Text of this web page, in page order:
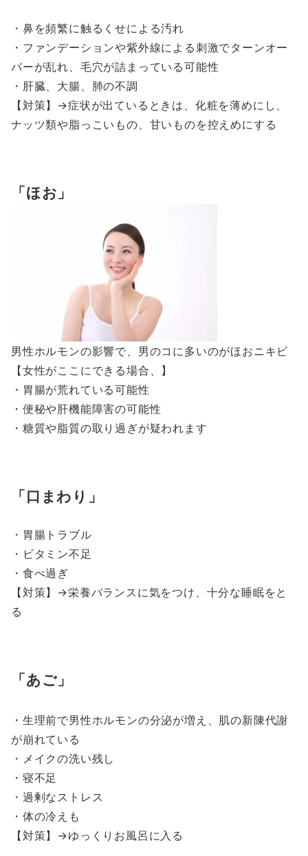
・鼻を頻繁に触るくせによる汚れ
・ファンデーションや紫外線による刺激でターンオー
バーが乱れ、毛穴が詰まっている可能性
・肝臓、大腸、肺の不調
【対策】→症状が出ているときは、化粧を薄めにし、
ナッツ類や脂っこいもの、甘いものを控えめにする
ほお
男性ホルモンの影響で、男のコに多いのがほおニキビ
【女性がここにできる場合、】
・胃腸が荒れている可能性
・便秘や肝機能障害の可能性
・糖質や脂質の取り過ぎが疑われます
口まわり
・胃腸トラブル
・ビタミン不足
・食べ過ぎ
【対策】→栄養バランスに気をつけ、十分な睡眠をと
る
あご
・生理前で男性ホルモンの分泌が増え、肌の新陳代謝
が崩れている
・メイクの洗い残し
・寝不足
・過剰なストレス
・体の冷えも
【対策】→ゆっくりお風呂に入る